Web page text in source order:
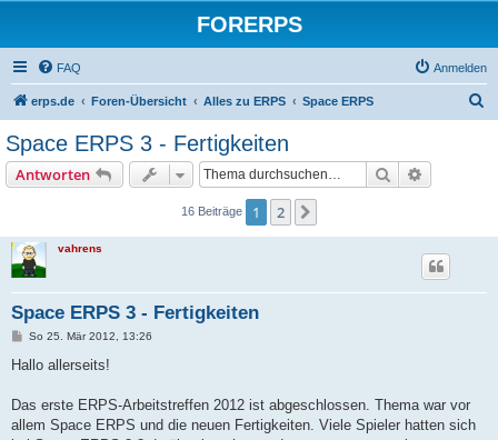
FORERPS
FAQ Anmelden
erps.de Foren-Übersicht Alles zu ERPS Space ERPS
Space ERPS 3 - Fertigkeiten
Antworten Suche
16 Beiträge 1 2
vahrens
Space ERPS 3 - Fertigkeiten
B
i
a
So 25. Mär 2012, 13:26
Hallo allerseits!
Das erste ERPS-Arbeitstreffen 2012 ist abgeschlossen. Thema war vor
allem Space ERPS und die neuen Fertigkeiten. Viele Spieler hatten sich